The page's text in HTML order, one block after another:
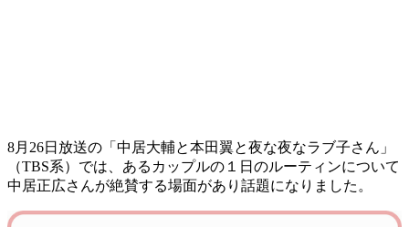
8月26日放送の「中居大輔と本田翼と夜な夜なラブ子さん」
（TBS系）では、あるカップルの１日のルーティンについて
中居正広さんが絶賛する場面があり話題になりました。